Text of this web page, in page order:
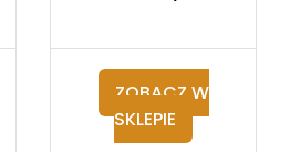
ZOBACZ W
SKLEPIE